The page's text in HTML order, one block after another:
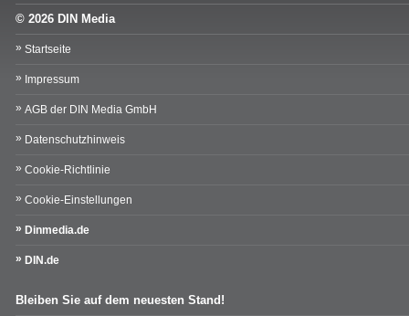
© 2026 DIN Media
Startseite
Impressum
AGB der DIN Media GmbH
Datenschutzhinweis
Cookie-Richtlinie
Cookie-Einstellungen
Dinmedia.de
DIN.de
Bleiben Sie auf dem neuesten Stand!